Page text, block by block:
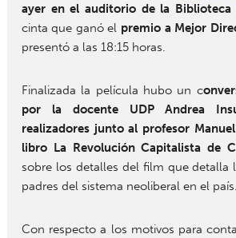
ayer en el auditorio de la Biblioteca
cinta que ganó el premio a Mejor
presentó a las 18:15 horas.
Finalizada la película hubo un c
por la docente UDP Andrea
realizadores junto al profesor
libro La Revolución Capitalista de
sobre los detalles del film que detalla
padres del sistema neoliberal en el país.
Con respecto a los motivos para